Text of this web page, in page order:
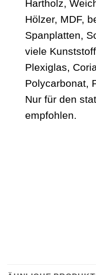
Hartholz,
Hölzer, MDF,
Spanplatten,
viele
Plexiglas,
Polycarbonat,
Nur für den
empfohlen.